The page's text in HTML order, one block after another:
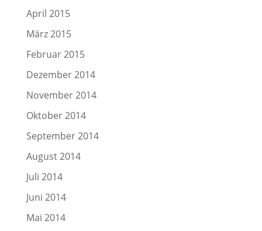
April 2015
März 2015
Februar 2015
Dezember 2014
November 2014
Oktober 2014
September 2014
August 2014
Juli 2014
Juni 2014
Mai 2014